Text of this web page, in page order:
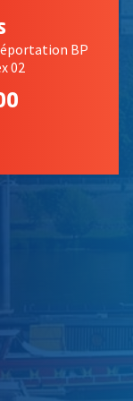
BP
02
, Ouvre une nouvelle